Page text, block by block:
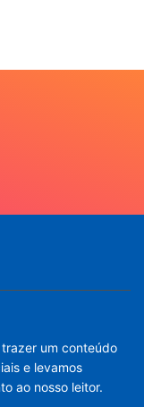
um conteúdo
e levamos
ao nosso leitor.